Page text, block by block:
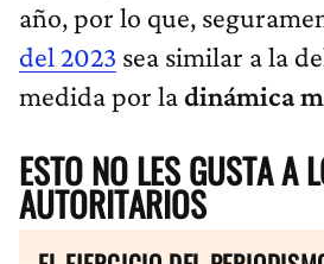
año, por lo que,
del 2023 sea similar a la
medida por ladinámica
ESTO NO LES GUSTA A
AUTORITARIOS